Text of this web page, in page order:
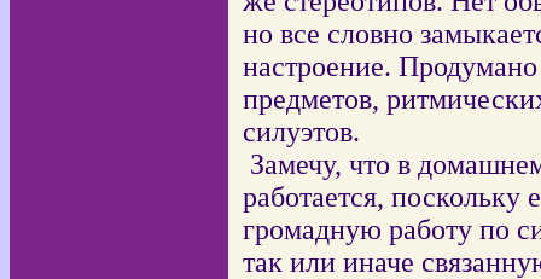
но все словно
настроение.
предметов,
силуэтов.
Замечу, что в
работается, поскольку
громадную работу по
так или иначе